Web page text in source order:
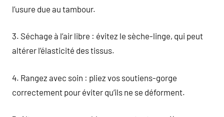
l’usure due au tambour.
3. Séchage à l’air libre : évitez le sèche-linge, qui peut
altérer l’élasticité des tissus.
4. Rangez avec soin : pliez vos soutiens-gorge
correctement pour éviter qu’ils ne se déforment.